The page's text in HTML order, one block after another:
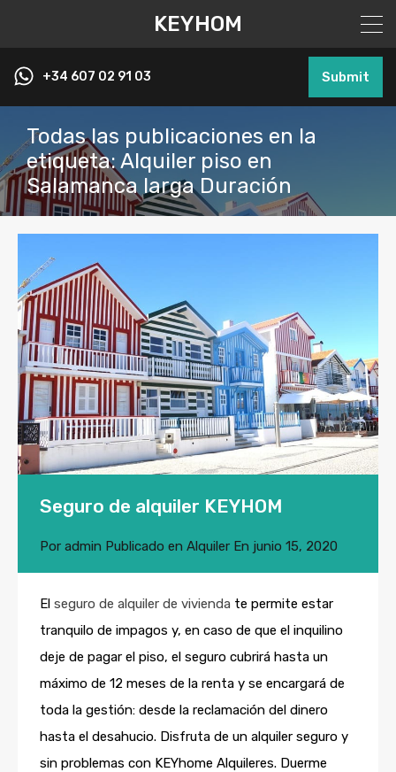
KEYHOM
+34 607 02 91 03 Submit
Todas las publicaciones en la
etiqueta: Alquiler piso en
Salamanca larga Duración
Seguro de alquiler KEYHOM
Por admin Publicado en Alquiler En junio 15, 2020
El seguro de alquiler de vivienda te permite estar
tranquilo de impagos y, en caso de que el inquilino
deje de pagar el piso, el seguro cubrirá hasta un
máximo de 12 meses de la renta y se encargará de
toda la gestión: desde la reclamación del dinero
hasta el desahucio. Disfruta de un alquiler seguro y
sin problemas con KEYhome Alquileres. Duerme